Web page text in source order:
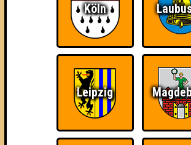
5. Eight Törtchen, Please!
13 9 33
5. PLS - Penis Light System
33
6. Alle Ahnungslosen
10 32
7. Die Bierhälse
Köln
Leipzig